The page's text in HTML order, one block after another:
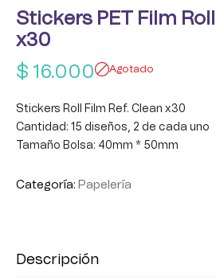
Stickers PET Film
x30
$ 16.000 Agotado
Stickers Roll Film Ref. Clean x30
Cantidad: 15 diseños, 2 de cada uno
Tamaño Bolsa: 40mm * 50mm
Categoría: Papelería
Descripción